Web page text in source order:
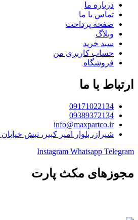
درباره ما
تماس با ما
صفحه پرداخت
وبلاگ
سبد خرید
حساب کاربری من
فروشگاه
ارتباط با ما
09171022134
09389372134
info@maxpartco.ir
شیراز، بلوار امیر کبیر، نبش
Instagram Whatsapp Telegram
مجوزهای مکث پارت